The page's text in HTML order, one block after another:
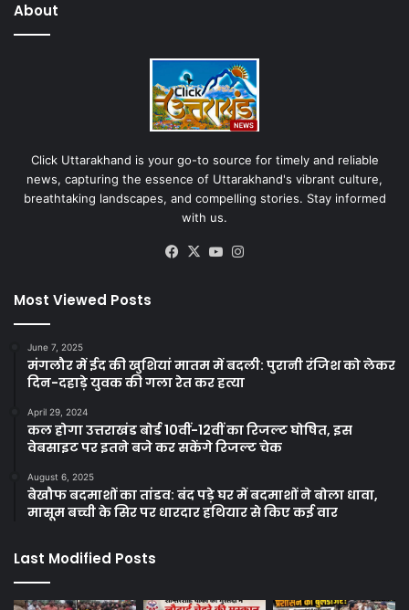
About
Click Uttarakhand is your go-to source for timely and reliable
news, capturing the essence of Uttarakhand's vibrant culture,
breathtaking landscapes, and compelling stories. Stay informed
with us.
Facebook
X YouTube
Most Viewed Posts
June 7, 2025
मंगलौर में ईद की खुशियां मातम में बदली: पुरानी रंजिश को लेकर
दिन-दहाड़े युवक की गला रेत कर हत्या
April 29, 2024
कल होगा उत्तराखंड बोर्ड 10वीं-12वीं का रिजल्ट घोषित, इस
वेबसाइट पर इतने बजे कर सकेंगे रिजल्ट चेक
August 6, 2025
बेखौफ बदमाशों का तांडव: बंद पड़े घर में बदमाशों ने बोला धावा,
मासूम बच्ची के सिर पर धारदार हथियार से किए कई वार
Last Modified Posts